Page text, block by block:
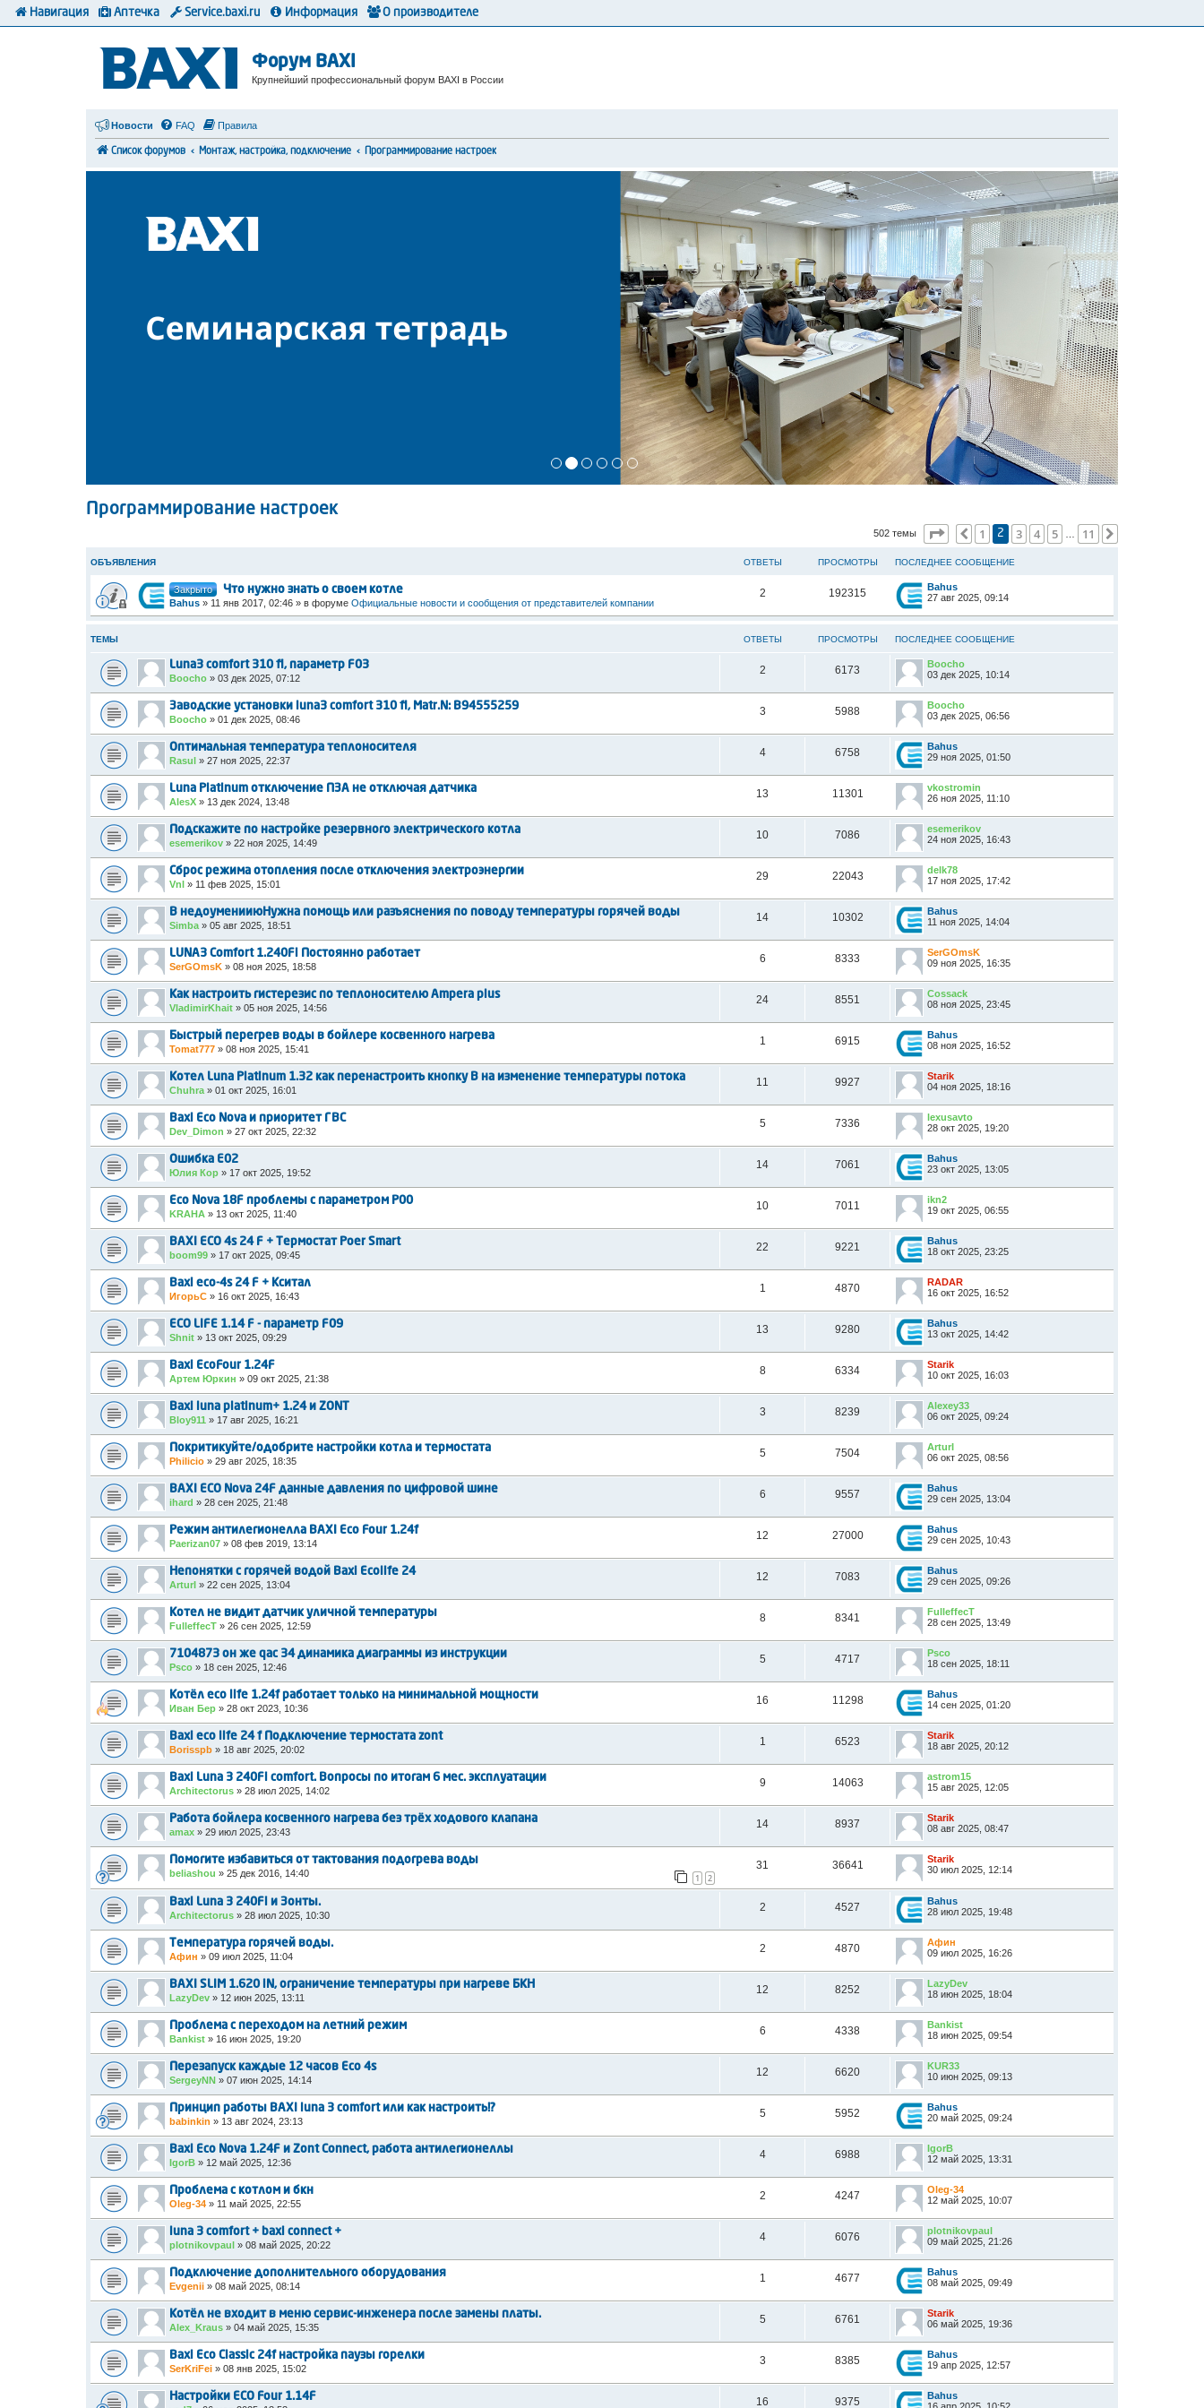
Форум BAXI
Крупнейший профессиональный форум BAXI в России
Новости FAQ Правила
Список форумов Монтаж, настройка, подключение Программирование настроек
Программирование настроек
502 темы Страница из 11
Пред.
1 2 3 4 5 11
ОБЪЯВЛЕНИЯ ОТВЕТЫ ПРОСМОТРЫ ПОСЛЕДНЕЕ СООБЩЕНИЕ
Закрыто Что нужно знать о своем котле
Bahus » 11 янв 2017, 02:46 » в форуме Официальные новости и сообщения от представителей компании
2 192315
Bahus
27 авг 2025, 09:14
ТЕМЫ ОТВЕТЫ ПРОСМОТРЫ ПОСЛЕДНЕЕ СООБЩЕНИЕ
Luna3 comfort 310 fi, параметр F03
Boocho » 03 дек 2025, 07:12
2 6173
Boocho
03 дек 2025, 10:14
Заводские установки luna3 comfort 310 fi, Matr.N: B94555259
Boocho » 01 дек 2025, 08:46
3 5988
Boocho
03 дек 2025, 06:56
Оптимальная температура теплоносителя
Rasul » 27 ноя 2025, 22:37
4 6758
Bahus
29 ноя 2025, 01:50
Luna Platinum отключение ПЗА не отключая датчика
AlesX » 13 дек 2024, 13:48
13 11301
vkostromin
26 ноя 2025, 11:10
Подскажите по настройке резервного электрического котла
esemerikov » 22 ноя 2025, 14:49
10 7086
esemerikov
24 ноя 2025, 16:43
Сброс режима отопления после отключения электроэнергии
Vnl » 11 фев 2025, 15:01
29 22043
delk78
17 ноя 2025, 17:42
В недоуменииюНужна помощь или разъяснения по поводу температуры горячей воды
Simba » 05 авг 2025, 18:51
14 10302
Bahus
11 ноя 2025, 14:04
LUNA3 Comfort 1.240Fi Постоянно работает
SerGOmsK » 08 ноя 2025, 18:58
6 8333
SerGOmsK
09 ноя 2025, 16:35
Как настроить гистерезис по теплоносителю Ampera plus
VladimirKhait » 05 ноя 2025, 14:56
24 8551
Cossack
08 ноя 2025, 23:45
Быстрый перегрев воды в бойлере косвенного нагрева
Tomat777 » 08 ноя 2025, 15:41
1 6915
Bahus
08 ноя 2025, 16:52
Котел Luna Platinum 1.32 как перенастроить кнопку В на изменение температуры потока
Chuhra » 01 окт 2025, 16:01
11 9927
Starik
04 ноя 2025, 18:16
Baxi Eco Nova и приоритет ГВС
Dev_Dimon » 27 окт 2025, 22:32
5 7336
lexusavto
28 окт 2025, 19:20
Ошибка Е02
Юлия Кор » 17 окт 2025, 19:52
14 7061
Bahus
23 окт 2025, 13:05
Eco Nova 18F проблемы с параметром Р00
KRAHA » 13 окт 2025, 11:40
10 7011
ikn2
19 окт 2025, 06:55
BAXI ECO 4s 24 F + Термостат Poer Smart
boom99 » 17 окт 2025, 09:45
22 9221
Bahus
18 окт 2025, 23:25
Baxi eco-4s 24 F + Кситал
ИгорьС » 16 окт 2025, 16:43
1 4870
RADAR
16 окт 2025, 16:52
ECO LIFE 1.14 F - параметр F09
Shnit » 13 окт 2025, 09:29
13 9280
Bahus
13 окт 2025, 14:42
Baxi EcoFour 1.24F
Артем Юркин » 09 окт 2025, 21:38
8 6334
Starik
10 окт 2025, 16:03
Baxi luna platinum+ 1.24 и ZONT
Bloy911 » 17 авг 2025, 16:21
3 8239
Alexey33
06 окт 2025, 09:24
Покритикуйте/одобрите настройки котла и термостата
Philicio » 29 авг 2025, 18:35
5 7504
ArturI
06 окт 2025, 08:56
BAXI ECO Nova 24F данные давления по цифровой шине
ihard » 28 сен 2025, 21:48
6 9557
Bahus
29 сен 2025, 13:04
Режим антилегионелла BAXI Eco Four 1.24f
Paerizan07 » 08 фев 2019, 13:14
12 27000
Bahus
29 сен 2025, 10:43
Непонятки с горячей водой Baxi Ecolife 24
ArturI » 22 сен 2025, 13:04
12 7083
Bahus
29 сен 2025, 09:26
Котел не видит датчик уличной температуры
FulleffecT » 26 сен 2025, 12:59
8 8341
FulleffecT
28 сен 2025, 13:49
7104873 он же qac 34 динамика диаграммы из инструкции
Psco » 18 сен 2025, 12:46
5 4717
Psco
18 сен 2025, 18:11
Котёл eco life 1.24f работает только на минимальной мощности
Иван Бер » 28 окт 2023, 10:36
16 11298
Bahus
14 сен 2025, 01:20
Baxi eco life 24 f Подключение термостата zont
Borisspb » 18 авг 2025, 20:02
1 6523
Starik
18 авг 2025, 20:12
Baxi Luna 3 240Fi comfort. Вопросы по итогам 6 мес. эксплуатации
Architectorus » 28 июл 2025, 14:02
9 14063
astrom15
15 авг 2025, 12:05
Работа бойлера косвенного нагрева без трёх ходового клапана
amax » 29 июл 2025, 23:43
14 8937
Starik
08 авг 2025, 08:47
Помогите избавиться от тактования подогрева воды
beliashou » 25 дек 2016, 14:40 1 2
31 36641
Starik
30 июл 2025, 12:14
Baxi Luna 3 240Fi и Зонты.
Architectorus » 28 июл 2025, 10:30
2 4527
Bahus
28 июл 2025, 19:48
Температура горячей воды.
Афин » 09 июл 2025, 11:04
2 4870
Афин
09 июл 2025, 16:26
BAXI SLIM 1.620 iN, ограничение температуры при нагреве БКН
LazyDev » 12 июн 2025, 13:11
12 8252
LazyDev
18 июн 2025, 18:04
Проблема с переходом на летний режим
Bankist » 16 июн 2025, 19:20
6 4338
Bankist
18 июн 2025, 09:54
Перезапуск каждые 12 часов Eco 4s
SergeyNN » 07 июн 2025, 14:14
12 6620
KUR33
10 июн 2025, 09:13
Принцип работы BAXI luna 3 comfort или как настроить!?
babinkin » 13 авг 2024, 23:13
5 5952
Bahus
20 май 2025, 09:24
Baxi Eco Nova 1.24F и Zont Connect, работа антилегионеллы
IgorB » 12 май 2025, 12:36
4 6988
IgorB
12 май 2025, 13:31
Проблема с котлом и бкн
Oleg-34 » 11 май 2025, 22:55
2 4247
Oleg-34
12 май 2025, 10:07
luna 3 comfort + baxi connect +
plotnikovpaul » 08 май 2025, 20:22
4 6076
plotnikovpaul
09 май 2025, 21:26
Подключение дополнительного оборудования
Evgenii » 08 май 2025, 08:14
1 4677
Bahus
08 май 2025, 09:49
Котёл не входит в меню сервис-инженера после замены платы.
Alex_Kraus » 04 май 2025, 15:35
5 6761
Starik
06 май 2025, 19:36
Baxi Eco Classic 24f настройка паузы горелки
SerKriFei » 08 янв 2025, 15:02
3 8385
Bahus
19 апр 2025, 12:57
Настройки ECO Four 1.14F 16 9375
Bahus
Навигация Аптечка Service.baxi.ru Информация О производителе